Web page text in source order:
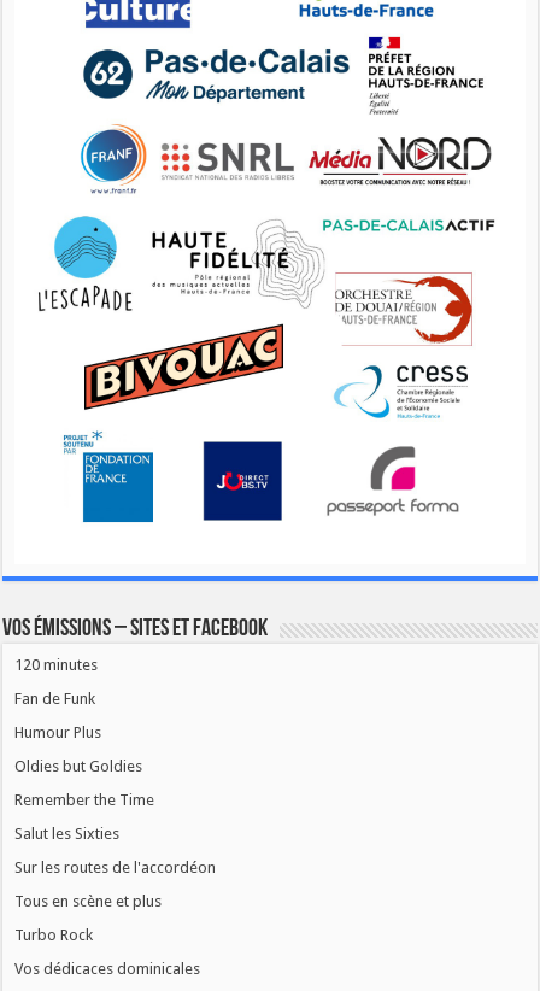
Vos émissions – Sites et Facebook
120 minutes
Fan de Funk
Humour Plus
Oldies but Goldies
Remember the Time
Salut les Sixties
Sur les routes de l'accordéon
Tous en scène et plus
Turbo Rock
Vos dédicaces dominicales